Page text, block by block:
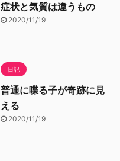
症状と気質は違うもの
2020/11/19
日記
普通に喋る子が奇跡に見
える
2020/11/19